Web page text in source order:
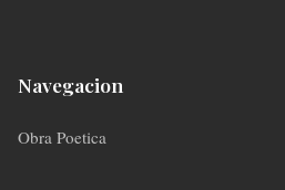
Navegacion
Obra Poetica